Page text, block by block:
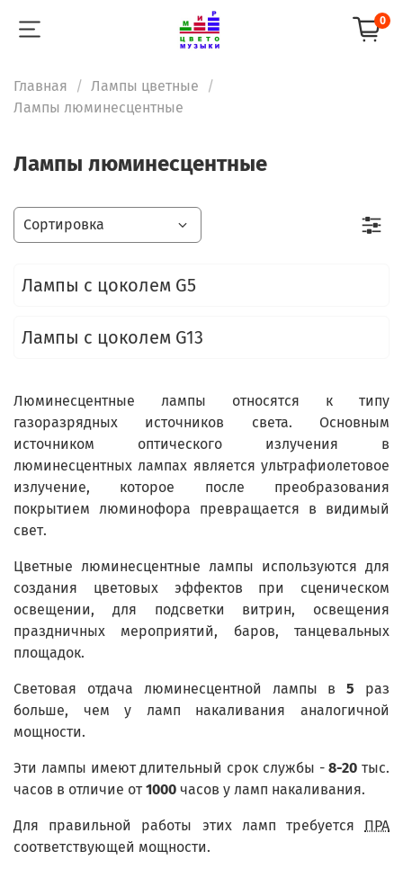
0
Главная
Лампы цветные
Лампы люминесцентные
Лампы люминесцентные
Лампы с цоколем G5
Лампы с цоколем G13
Люминесцентные лампы относятся к типу
газоразрядных источников света. Основным
источником оптического излучения в
люминесцентных лампах является ультрафиолетовое
излучение, которое после преобразования
покрытием люминофора превращается в видимый
свет.
Цветные люминесцентные лампы используются для
создания цветовых эффектов при сценическом
освещении, для подсветки витрин, освещения
праздничных мероприятий, баров, танцевальных
площадок.
Световая отдача люминесцентной лампы в5 раз
больше, чем у ламп накаливания аналогичной
мощности.
Эти лампы имеют длительный срок службы -8-20 тыс.
часов в отличие от1000 часов у ламп накаливания.
Для правильной работы этих ламп требуется ПРА
соответствующей мощности.